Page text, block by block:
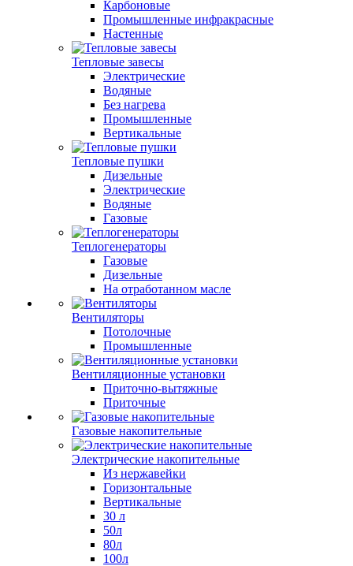
Карбоновые
Промышленные инфракрасные
Настенные
Тепловые завесы
Электрические
Водяные
Без нагрева
Промышленные
Вертикальные
Тепловые пушки
Дизельные
Электрические
Водяные
Газовые
Теплогенераторы
Газовые
Дизельные
На отработанном масле
Вентиляторы
Потолочные
Промышленные
Вентиляционные установки
Приточно-вытяжные
Приточные
Газовые накопительные
Электрические накопительные
Из нержавейки
Горизонтальные
Вертикальные
30 л
50л
80л
100л